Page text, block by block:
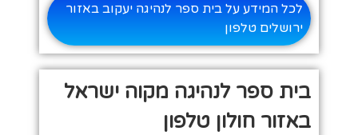
לכל המידע על בית ספר לנהיגה יעקוב באזור
ירושלים טלפון
בית ספר לנהיגה מקוה ישראל
באזור חולון טלפון